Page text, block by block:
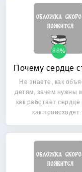
88%
Не знаете, как
детям, зачем нужны
как работает сердце
как